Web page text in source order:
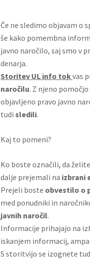
Če ne sledimo objavam o
še kako pomembna
javno naročilo, saj smo v
denarja.
Storitev UL info tokvas
naročilu. Z njeno
objavljeno pravo javno
tudi sledili.
Kaj to pomeni?
Ko boste označili, da želite
dalje prejemali na izbrani
Prejeli boste obvestilo o
med ponudniki in
javnih naročil.
Informacije prihajajo na
iskanjem informacij,
S storitvijo se izognete